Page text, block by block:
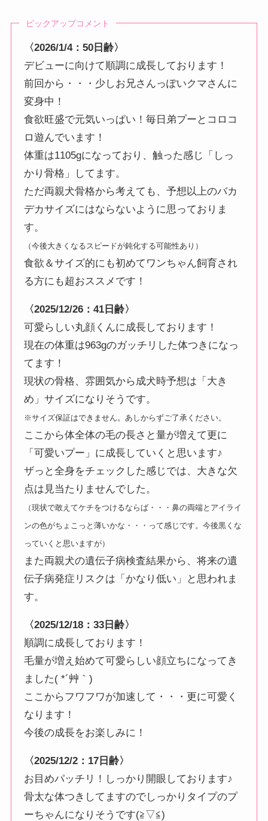
ピックアップコメント
〈2026/1/4：50日齢〉
デビューに向けて順調に成長しております！
前回から・・・少しお兄さんっぽいクマさんに
変身中！
食欲旺盛で元気いっぱい！毎日弟プーとコロコ
ロ遊んでいます！
体重は1105gになっており、触った感じ「しっ
かり骨格」してます。
ただ両親犬骨格から考えても、予想以上のバカ
デカサイズにはならないように思っておりま
す。
（今後大きくなるスピードが鈍化する可能性あり）
食欲＆サイズ的にも初めてワンちゃん飼育され
る方にも超おススメです！
〈2025/12/26：41日齢〉
可愛らしい丸顔くんに成長しております！
現在の体重は963gのガッチリした体つきになっ
てます！
現状の骨格、雰囲気から成犬時予想は「大き
め」サイズになりそうです。
※サイズ保証はできません。あしからずご了承ください。
ここから体全体の毛の長さと量が増えて更に
「可愛いプー」に成長していくと思います♪
ザっと全身をチェックした感じでは、大きな欠
点は見当たりませんでした。
（現状で敢えてケチをつけるならば・・・鼻の両端とアイライ
ンの色がちょこっと薄いかな・・・って感じです。今後黒くな
っていくと思いますが）
また両親犬の遺伝子病検査結果から、将来の遺
伝子病発症リスクは「かなり低い」と思われま
す。
〈2025/12/18：33日齢〉
順調に成長しております！
毛量が増え始めて可愛らしい顔立ちになってき
ました( *´艸｀)
ここからフワフワが加速して・・・更に可愛く
なります！
今後の成長をお楽しみに！
〈2025/12/2：17日齢〉
お目めパッチリ！しっかり開眼しております♪
骨太な体つきしてますのでしっかりタイプのプ
ーちゃんになりそうです(≧▽≦)